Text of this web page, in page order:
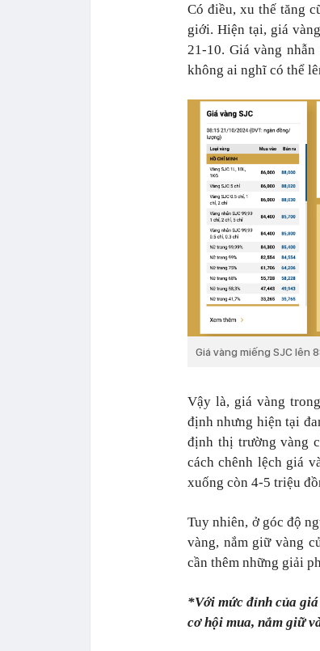
Có điều, xu thế tăng
giới. Hiện tại, giá
21-10. Giá vàng
không ai nghĩ có thể
Giá vàng miếng SJC lên
Vậy là, giá vàng
định nhưng hiện tại
định thị trường vàng
cách chênh lệch giá
xuống còn 4-5 triệu
Tuy nhiên, ở góc độ
vàng, nắm giữ vàng
cần thêm những giải
*Với mức đỉnh của giá
cơ hội mua, nắm giữ